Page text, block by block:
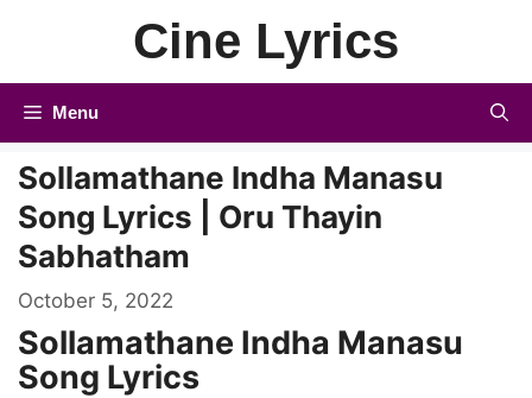
Cine Lyrics
Menu
Sollamathane Indha Manasu
Song Lyrics | Oru Thayin
Sabhatham
October 5, 2022
Sollamathane Indha Manasu
Song Lyrics